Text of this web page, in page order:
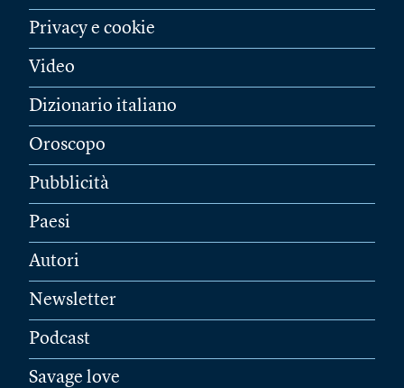
Privacy e cookie
Video
Dizionario italiano
Oroscopo
Pubblicità
Paesi
Autori
Newsletter
Podcast
Savage love